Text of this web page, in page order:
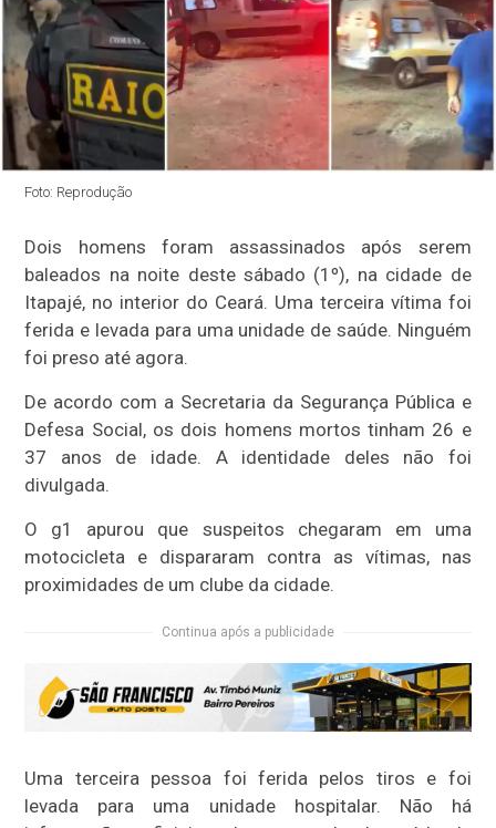
Foto: Reprodução
Dois homens foram assassinados após serem
baleados na noite deste sábado (1º), na cidade de
Itapajé, no interior do Ceará. Uma terceira vítima foi
ferida e levada para uma unidade de saúde. Ninguém
foi preso até agora.
De acordo com a Secretaria da Segurança Pública e
Defesa Social, os dois homens mortos tinham 26 e
37 anos de idade. A identidade deles não foi
divulgada.
O g1 apurou que suspeitos chegaram em uma
motocicleta e dispararam contra as vítimas, nas
proximidades de um clube da cidade.
Continua após a publicidade
Uma terceira pessoa foi ferida pelos tiros e foi
levada para uma unidade hospitalar. Não há